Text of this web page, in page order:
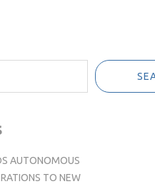
AUTONOMOUS
TO NEW